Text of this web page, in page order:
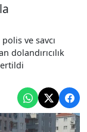
ve savcı
dolandırıcılık